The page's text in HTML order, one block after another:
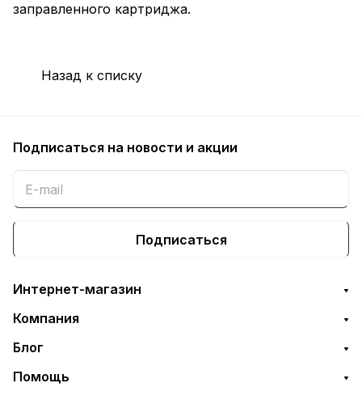
заправленного картриджа.
Назад к списку
Подписаться на новости и акции
Подписаться
Интернет-магазин
Компания
Блог
Помощь